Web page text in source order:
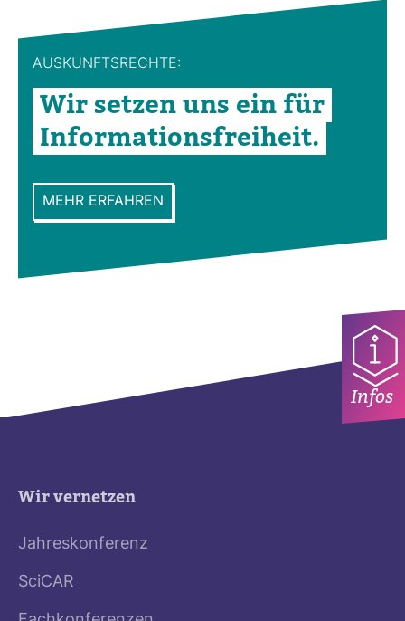
Infos
AUS­KUNFTS­RECHTE:
Wir setzen uns ein für
Infor­ma­ti­ons­frei­heit.
MEHR ERFAHREN
Wir vernetzen
Jahreskonferenz
SciCAR